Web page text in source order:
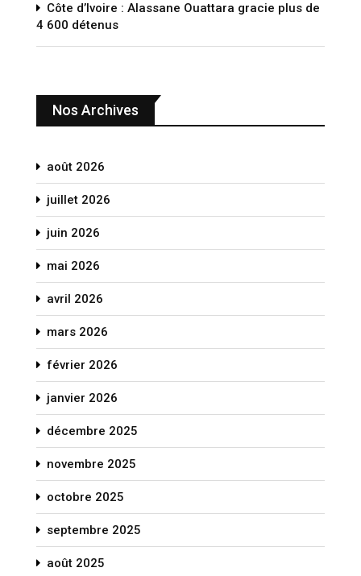
Côte d’Ivoire : Alassane Ouattara gracie plus de
4 600 détenus
Nos Archives
août 2026
juillet 2026
juin 2026
mai 2026
avril 2026
mars 2026
février 2026
janvier 2026
décembre 2025
novembre 2025
octobre 2025
septembre 2025
août 2025